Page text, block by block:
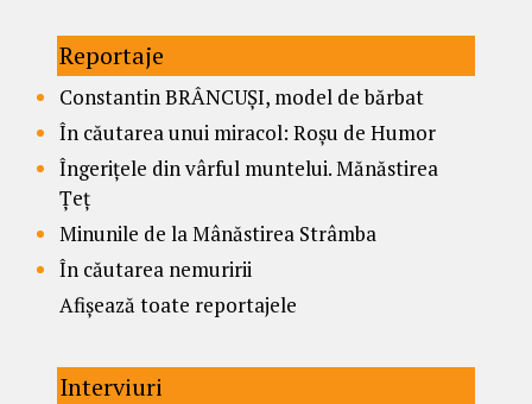
Reportaje
Constantin BRÂNCUȘI, model de bărbat
În căutarea unui miracol: Roșu de Humor
Îngerițele din vârful muntelui. Mănăstirea
Țeț
Minunile de la Mânăstirea Strâmba
În căutarea nemuririi
Afișează toate reportajele
Interviuri